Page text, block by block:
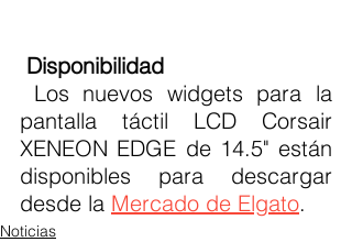
Disponibilidad
pantalla táctil LCD Corsair
XENEON EDGE de 14.5" están
disponibles para descargar
desde la Mercado de Elgato.
Noticias